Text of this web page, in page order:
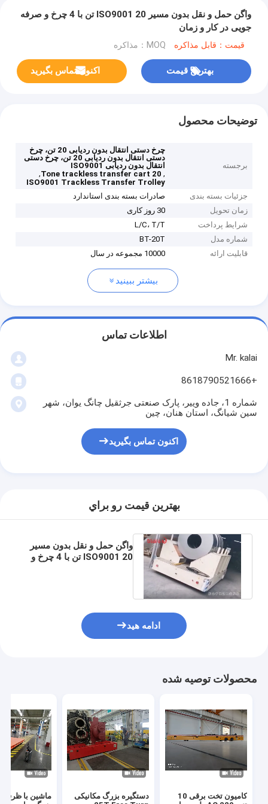
واگن حمل و نقل بدون مسیر ISO9001 20 تن با 4 چرخ و صرفه
جویی در کار و زمان
قیمت：قابل مذاکره MOQ：مذاکره
بهترین قیمت اکنون تماس بگیرید
توضیحات محصول
برجسته
چرخ دستی انتقال بدون ردیابی 20 تن، چرخ
دستی انتقال بدون ردیابی 20 تن، چرخ دستی
انتقال بدون ردیابی ISO9001
,
20 Tone trackless transfer cart
,
ISO9001 Trackless Transfer Trolley
جزئیات بسته بندی
صادرات بسته بندی استاندارد
زمان تحویل
30 روز کاری
شرایط پرداخت
L/C، T/T
شماره مدل
BT-20T
قابلیت ارائه
10000 مجموعه در سال
بیشتر ببینید
اطلاعات تماس
Mr. kalai
+8618790521666
شماره 1، جاده وییر، پارک صنعتی جرثقیل چانگ یوان، شهر
سین شیانگ، استان هنان، چین
اکنون تماس بگیرید
بهترين قيمت رو براي
واگن حمل و نقل بدون مسیر
ISO9001 20 تن با 4 چرخ و
ادامه هید
محصولات توصیه شده
کامیون تخت برقی 10
دستگیره بزرگ مکانیکی
ماشين با